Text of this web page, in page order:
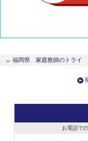
← 福岡県 家庭教師のトライ
お電話で